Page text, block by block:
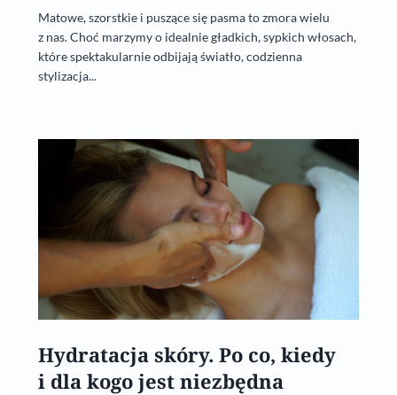
Matowe, szorstkie i puszące się pasma to zmora wielu
z nas. Choć marzymy o idealnie gładkich, sypkich włosach,
które spektakularnie odbijają światło, codzienna
stylizacja...
Hydratacja skóry. Po co, kiedy
i dla kogo jest niezbędna